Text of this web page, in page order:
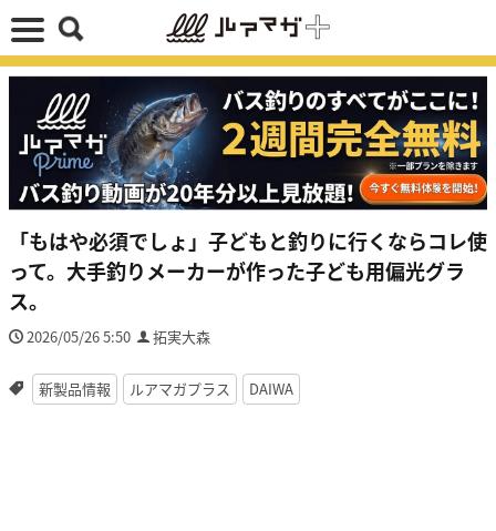
「もはや必須でしょ」子どもと釣りに行くならコレ使
って。大手釣りメーカーが作った子ども用偏光グラ
ス。
2026/05/26 5:50 拓実大森
新製品情報 ルアマガプラス DAIWA